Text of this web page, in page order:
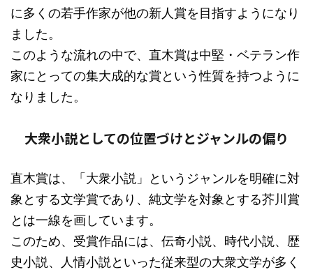
に多くの若手作家が他の新人賞を目指すようになり
ました。
このような流れの中で、直木賞は中堅・ベテラン作
家にとっての集大成的な賞という性質を持つように
なりました。
大衆小説としての位置づけとジャンルの偏り
直木賞は、「大衆小説」というジャンルを明確に対
象とする文学賞であり、純文学を対象とする芥川賞
とは一線を画しています。
このため、受賞作品には、伝奇小説、時代小説、歴
史小説、人情小説といった従来型の大衆文学が多く